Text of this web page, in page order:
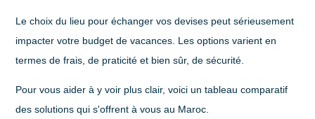
Le choix du lieu pour échanger vos devises peut sérieusement
impacter votre budget de vacances. Les options varient en
termes de frais, de praticité et bien sûr, de sécurité.
Pour vous aider à y voir plus clair, voici un tableau comparatif
des solutions qui s'offrent à vous au Maroc.